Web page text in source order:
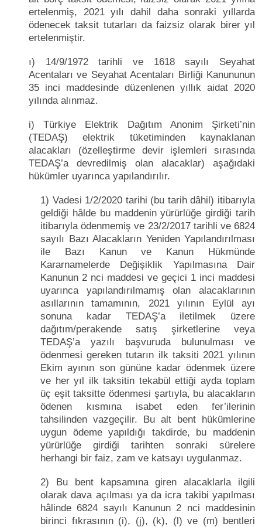
ertelenmiş, 2021 yılı dahil daha sonraki yıllarda
ödenecek taksit tutarları da faizsiz olarak birer yıl
ertelenmiştir.
ı) 14/9/1972 tarihli ve 1618 sayılı Seyahat
Acentaları ve Seyahat Acentaları Birliği Kanununun
35 inci maddesinde düzenlenen yıllık aidat 2020
yılında alınmaz.
i) Türkiye Elektrik Dağıtım Anonim Şirketi’nin
(TEDAŞ) elektrik tüketiminden kaynaklanan
alacakları (özelleştirme devir işlemleri sırasında
TEDAŞ’a devredilmiş olan alacaklar) aşağıdaki
hükümler uyarınca yapılandırılır.
1) Vadesi 1/2/2020 tarihi (bu tarih dâhil) itibarıyla
geldiği hâlde bu maddenin yürürlüğe girdiği tarih
itibarıyla ödenmemiş ve 23/2/2017 tarihli ve 6824
sayılı Bazı Alacakların Yeniden Yapılandırılması
ile Bazı Kanun ve Kanun Hükmünde
Kararnamelerde Değişiklik Yapılmasına Dair
Kanunun 2 nci maddesi ve geçici 1 inci maddesi
uyarınca yapılandırılmamış olan alacaklarının
asıllarının tamamının, 2021 yılının Eylül ayı
sonuna kadar TEDAŞ’a iletilmek üzere
dağıtım/perakende satış şirketlerine veya
TEDAŞ’a yazılı başvuruda bulunulması ve
ödenmesi gereken tutarın ilk taksiti 2021 yılının
Ekim ayının son gününe kadar ödenmek üzere
ve her yıl ilk taksitin tekabül ettiği ayda toplam
üç eşit taksitte ödenmesi şartıyla, bu alacakların
ödenen kısmına isabet eden fer’ilerinin
tahsilinden vazgeçilir. Bu alt bent hükümlerine
uygun ödeme yapıldığı takdirde, bu maddenin
yürürlüğe girdiği tarihten sonraki sürelere
herhangi bir faiz, zam ve katsayı uygulanmaz.
2) Bu bent kapsamına giren alacaklarla ilgili
olarak dava açılması ya da icra takibi yapılması
hâlinde 6824 sayılı Kanunun 2 nci maddesinin
birinci fıkrasının (i), (j), (k), (l) ve (m) bentleri